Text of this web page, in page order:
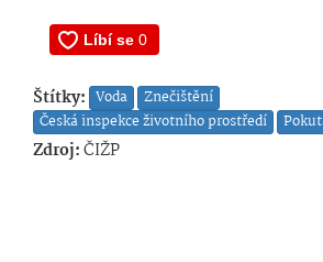
Štítky: Voda
Znečištění
Česká inspekce životního prostředí
Zdroj:ČIŽP